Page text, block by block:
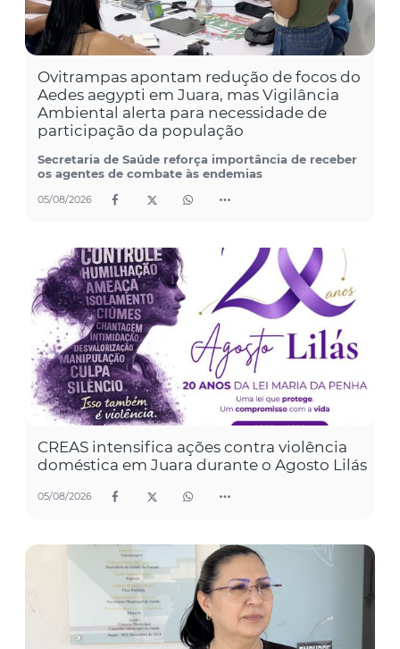
Ovitrampas apontam redução de focos do
Aedes aegypti em Juara, mas Vigilância
Ambiental alerta para necessidade de
participação da população
Secretaria de Saúde reforça importância de receber
os agentes de combate às endemias
05/08/2026
CREAS intensifica ações contra violência
doméstica em Juara durante o Agosto Lilás
05/08/2026